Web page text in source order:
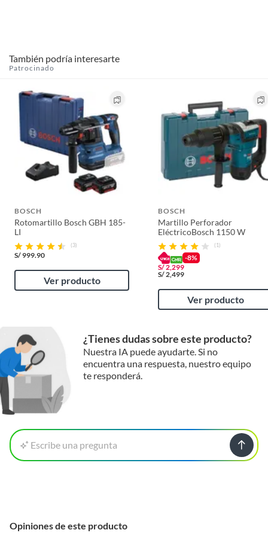
Reducción de vibraciones
reducción de vibraciones en la parte interna de la
Martillo tiene un sistema de ajuste de la posición de los
cinceles.
construcción
También podría interesarte
Patrocinado
BOSCH
Rotomartillo Bosch GBH 185-
LI
(3)
S/999.90
Ver producto
BOSCH
Martillo Perforador
EléctricoBosch 1150 W
(1)
-8%
S/2,299
S/2,499
Ver producto
¿Tienes dudas sobre este producto?
Nuestra IA puede ayudarte. Si no
encuentra una respuesta, nuestro equipo
te responderá.
Escribe una pregunta
Opiniones de este producto